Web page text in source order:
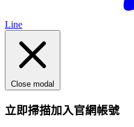
Line
Close modal
立即掃描加入官網帳號